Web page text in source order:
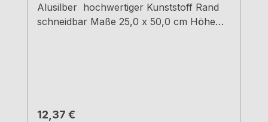
Alusilber hochwertiger Kunststoff Rand
schneidbar Maße 25,0 x 50,0 cm Höhe
Regulärer Preis:
12,37 €